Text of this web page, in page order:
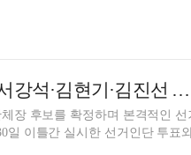
국민의힘, 송파·강남·강서 후보 확정…서강석·김현기·김진선 공천 [6·3 지방선거]
장 후보를 확정하며 본격적인 선
일 이틀간 실시한 선거인단 투표